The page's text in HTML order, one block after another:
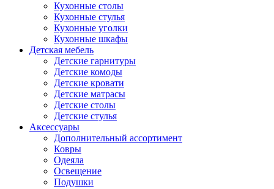
Кухонные столы
Кухонные стулья
Кухонные уголки
Кухонные шкафы
Детская мебель
Детские гарнитуры
Детские комоды
Детские кровати
Детские матрасы
Детские столы
Детские стулья
Аксессуары
Дополнительный ассортимент
Ковры
Одеяла
Освещение
Подушки